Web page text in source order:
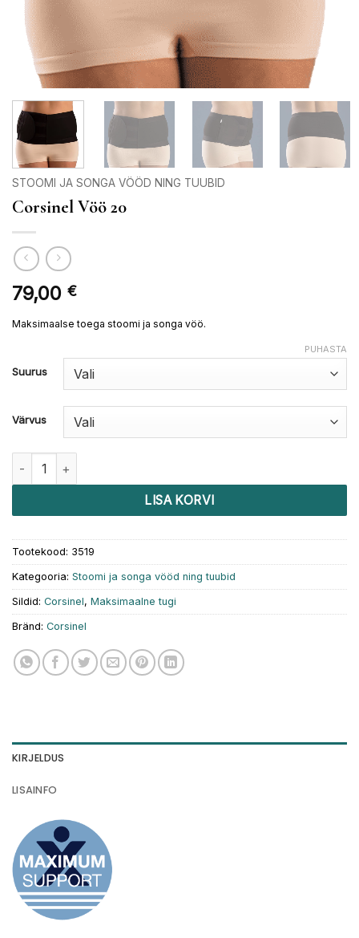
STOOMI JA SONGA VÖÖD NING TUUBID
Corsinel Vöö 20
79,00 €
Maksimaalse toega stoomi ja songa vöö.
Suurus
Värvus
PUHASTA
Corsinel Vöö 20 kogus
LISA KORVI
Tootekood: 3519
Kategooria: Stoomi ja songa vööd ning tuubid
Sildid: Corsinel, Maksimaalne tugi
Bränd: Corsinel
KIRJELDUS
LISAINFO